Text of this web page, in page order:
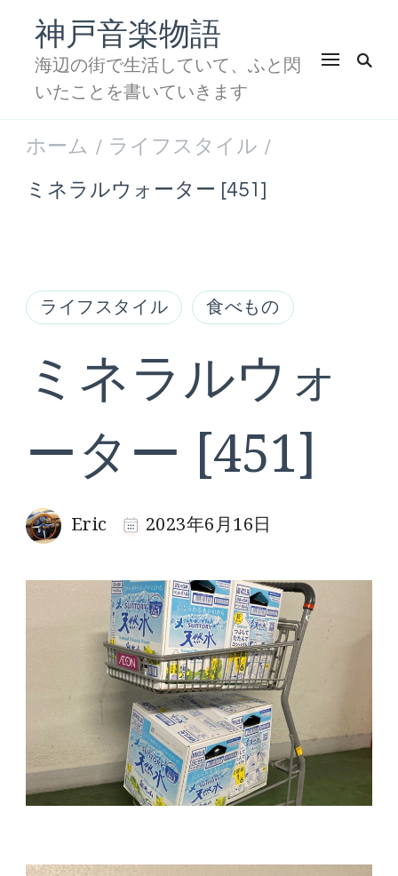
神戸音楽物語
海辺の街で生活していて、ふと閃
いたことを書いていきます
ホーム / ライフスタイル /
ミネラルウォーター [451]
ライフスタイル 食べもの
ミネラルウォ
ーター [451]
Eric 2023年6月16日